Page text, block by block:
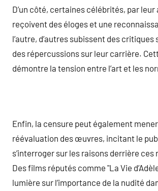
D’un côté, certaines célébrités, par leur
reçoivent des éloges et une
l’autre, d’autres subissent des critiques
des répercussions sur leur carrière.
démontre la tension entre l’art et les
Enfin, la censure peut également
réévaluation des œuvres, incitant le
s’interroger sur les raisons derrière
Des films réputés comme "La Vie
lumière sur l’importance de la nudité